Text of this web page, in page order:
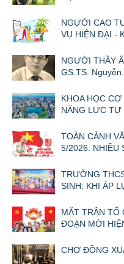
NGƯỜI CAO
VỤ HIỆN ĐẠI -
NGƯỜI THẦY
GS.TS.
KHOA HỌC
NĂNG LỰC TỰ
TOÀN CẢNH
5/2026: NHIỀU
TRƯỜNG
SINH: KHI ÁP
MẶT TRẬN TỔ
ĐOẠN MỚI
CHỢ ĐỒNG